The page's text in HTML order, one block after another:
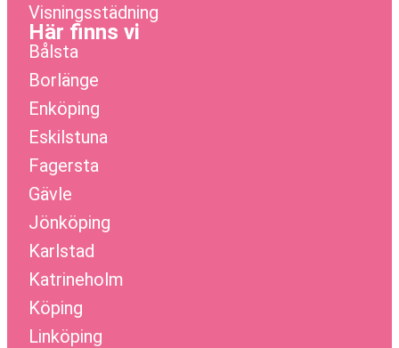
Visningsstädning
Här finns vi
Bålsta
Borlänge
Enköping
Eskilstuna
Fagersta
Gävle
Jönköping
Karlstad
Katrineholm
Köping
Linköping